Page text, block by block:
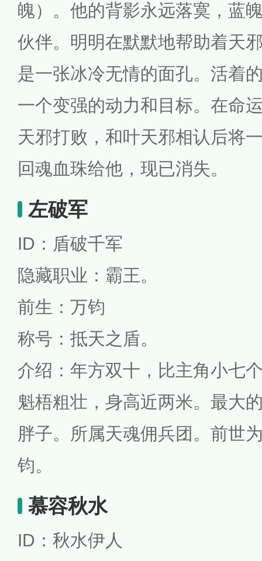
魄）。他的背影永远落寞，蓝
伙伴。明明在默默地帮助着天
是一张冰冷无情的面孔。活着
一个变强的动力和目标。在命
天邪打败，和叶天邪相认后将
回魂血珠给他，现已消失。
左破军
ID：盾破千军
隐藏职业：霸王。
前生：万钧
称号：抵天之盾。
介绍：年方双十，比主角小七
魁梧粗壮，身高近两米。最大
胖子。所属天魂佣兵团。前世
钧。
慕容秋水
ID：秋水伊人